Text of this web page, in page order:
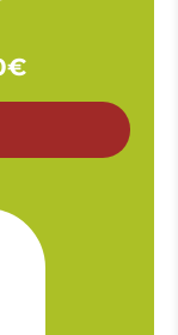
€Plage
de
prix :
14.00€
18.00€